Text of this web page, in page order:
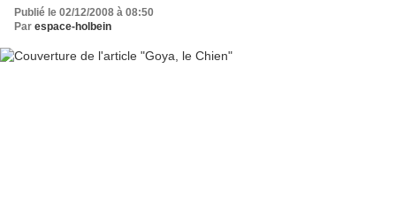
Publié le 02/12/2008 à 08:50
Par espace-holbein